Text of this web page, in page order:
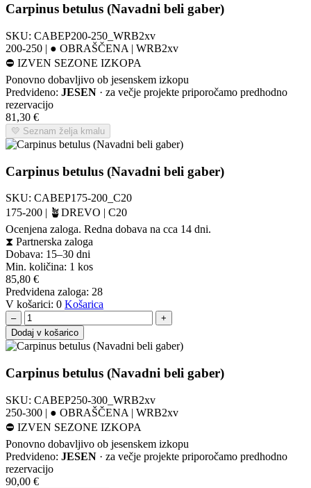
Carpinus betulus (Navadni beli gaber)
SKU: CABEP200-250_WRB2xv
200-250 | ● OBRAŠČENA | WRB2xv
⛔ IZVEN SEZONE IZKOPA
Ponovno dobavljivo ob jesenskem izkopu
Predvideno: JESEN · za večje projekte priporočamo predhodno
rezervacijo
81,30 €
💛 Seznam želja kmalu
Carpinus betulus (Navadni beli gaber)
SKU: CABEP175-200_C20
175-200 | 🪴DREVO | C20
Ocenjena zaloga. Redna dobava na cca 14 dni.
⧗ Partnerska zaloga
Dobava: 15–30 dni
Min. količina: 1 kos
85,80 €
Predvidena zaloga: 28
V košarici: 0 Košarica
–
+
Dodaj v košarico
Carpinus betulus (Navadni beli gaber)
SKU: CABEP250-300_WRB2xv
250-300 | ● OBRAŠČENA | WRB2xv
⛔ IZVEN SEZONE IZKOPA
Ponovno dobavljivo ob jesenskem izkopu
Predvideno: JESEN · za večje projekte priporočamo predhodno
rezervacijo
90,00 €